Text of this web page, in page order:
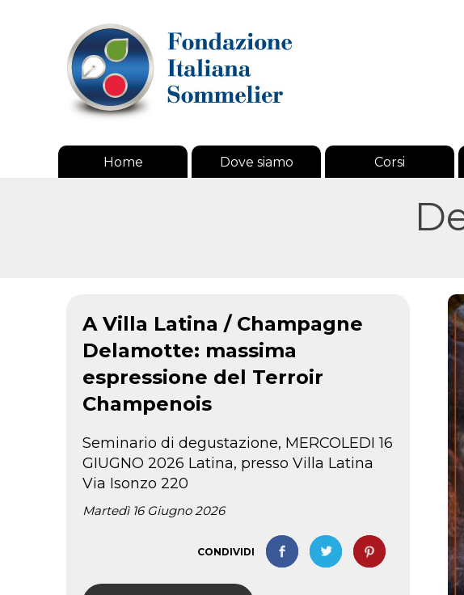
Home Dove siamo Corsi
A Villa Latina / Champagne
Delamotte: massima
espressione del Terroir
Champenois
Seminario di degustazione, MERCOLEDI 16
GIUGNO 2026 Latina, presso Villa Latina
Via Isonzo 220
Martedì 16 Giugno 2026
CONDIVIDI